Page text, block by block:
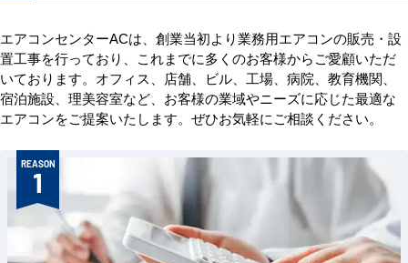
エアコンセンターACは、創業当初より業務用エアコンの販売・設
置工事を行っており、これまでに多くのお客様からご愛顧いただ
いております。オフィス、店舗、ビル、工場、病院、教育機関、
宿泊施設、理美容室など、お客様の業域やニーズに応じた最適な
エアコンをご提案いたします。ぜひお気軽にご相談ください。
REASON
1